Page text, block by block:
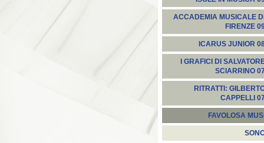
ACCADEMIA MUSICALE DI
FIRENZE
ICARUS JUNIOR
I GRAFICI DI
SCIARRINO 07
RITRATTI:
CAPPELLI 07
FAVOLOSA